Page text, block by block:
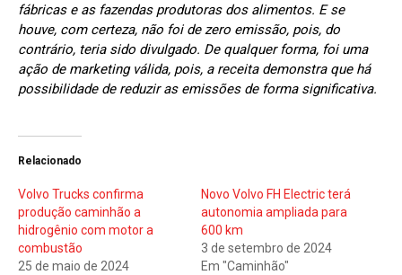
fábricas e as fazendas produtoras dos alimentos. E se
houve, com certeza, não foi de zero emissão, pois, do
contrário, teria sido divulgado. De qualquer forma, foi uma
ação de marketing válida, pois, a receita demonstra que há
possibilidade de reduzir as emissões de forma significativa.
Relacionado
Volvo Trucks confirma
produção caminhão a
hidrogênio com motor a
combustão
25 de maio de 2024
Novo Volvo FH Electric terá
autonomia ampliada para
600 km
3 de setembro de 2024
Em "Caminhão"